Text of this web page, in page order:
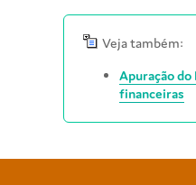
Veja também:
Apuração do
financeiras